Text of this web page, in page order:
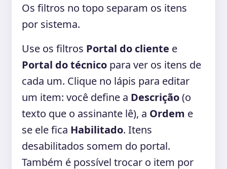
Os filtros no topo separam os itens
por sistema.
Use os filtros Portal do cliente e
Portal do técnico para ver os itens de
cada um. Clique no lápis para editar
um item: você define a Descrição(o
texto que o assinante lê), a Ordem e
se ele fica Habilitado. Itens
desabilitados somem do portal.
Também é possível trocar o item por